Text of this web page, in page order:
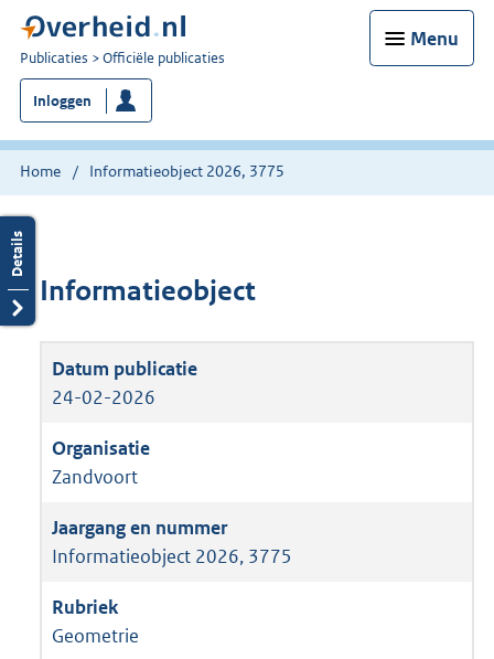
Menu
U
bent
nu
hier:
Publicaties Officiële publicaties
Inloggen
Home Informatieobject 2026, 3775
Informatieobject
24-02-2026
Zandvoort
Informatieobject 2026, 3775
Geometrie